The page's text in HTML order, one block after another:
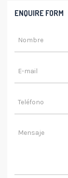
ENQUIRE FORM